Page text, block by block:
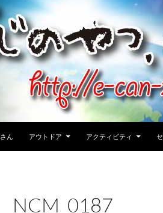
ん アウトドア アクティビティ
NCM_0187